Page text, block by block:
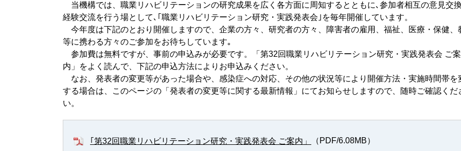
当機構では、職業リハビリテーションの研究成果を広く各方面に周知するとともに､参加者相互の意見交
経験交流を行う場として､｢職業リハビリテーション研究・実践発表会｣を毎年開催しています。
今年度は下記のとおり開催しますので、企業の方々、研究者の方々、障害者の雇用、福祉、医療・保健、
等に携わる方々のご参加をお待ちしています｡
参加費は無料ですが、事前の申込みが必要です。「第32回職業リハビリテーション研究・実践発表会 ご案
内」をよく読んで、下記の申込方法によりお申込みください。
なお、発表者の変更等があった場合や、感染症への対応、その他の状況等により開催方法・実施時間帯を
する場合は、このページの「発表者の変更等に関する最新情報」にてお知らせしますので、随時ご確認くだ
い。
｢第32回職業リハビリテーション研究・実践発表会 ご案内」
（PDF/6.08MB）